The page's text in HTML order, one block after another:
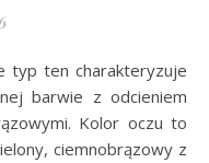
barwie z odcieniem
Kolor oczu to
ciemnobrązowy z